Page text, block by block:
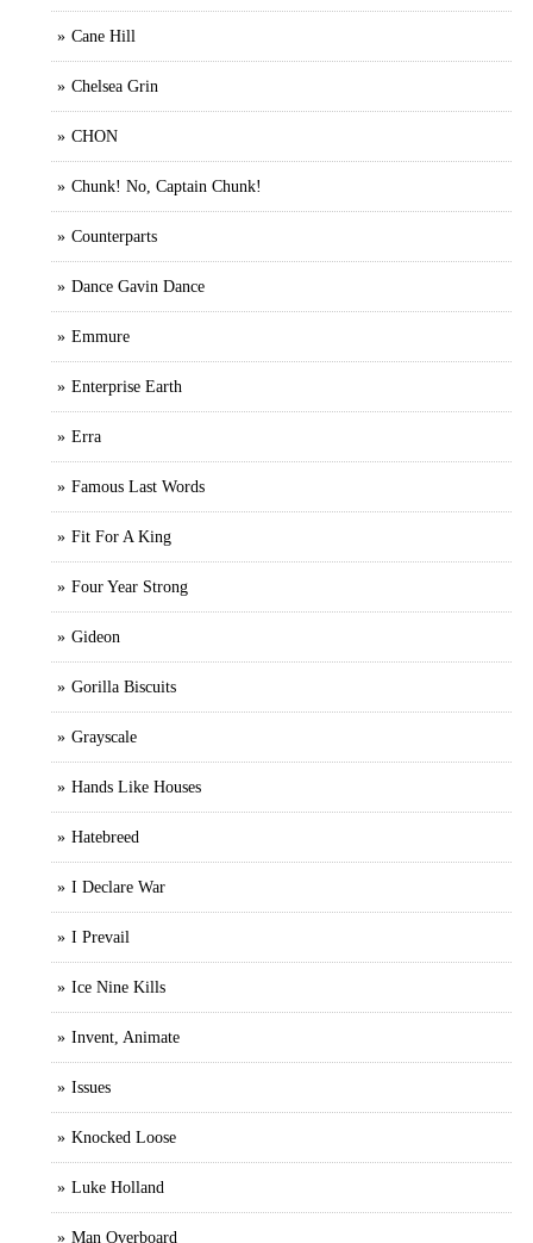
Cane Hill
Chelsea Grin
CHON
Chunk! No, Captain Chunk!
Counterparts
Dance Gavin Dance
Emmure
Enterprise Earth
Erra
Famous Last Words
Fit For A King
Four Year Strong
Gideon
Gorilla Biscuits
Grayscale
Hands Like Houses
Hatebreed
I Declare War
I Prevail
Ice Nine Kills
Invent, Animate
Issues
Knocked Loose
Luke Holland
Man Overboard